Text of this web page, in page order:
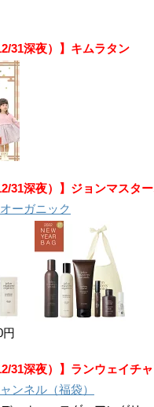
31深夜）】キムラタン
31深夜）】ジョンマスタ
ーガニック
円
31深夜）】ランウェイチ
ンネル（福袋）